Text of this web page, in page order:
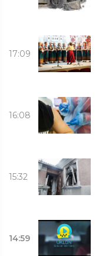
17:09
16:08
15:32
14:59